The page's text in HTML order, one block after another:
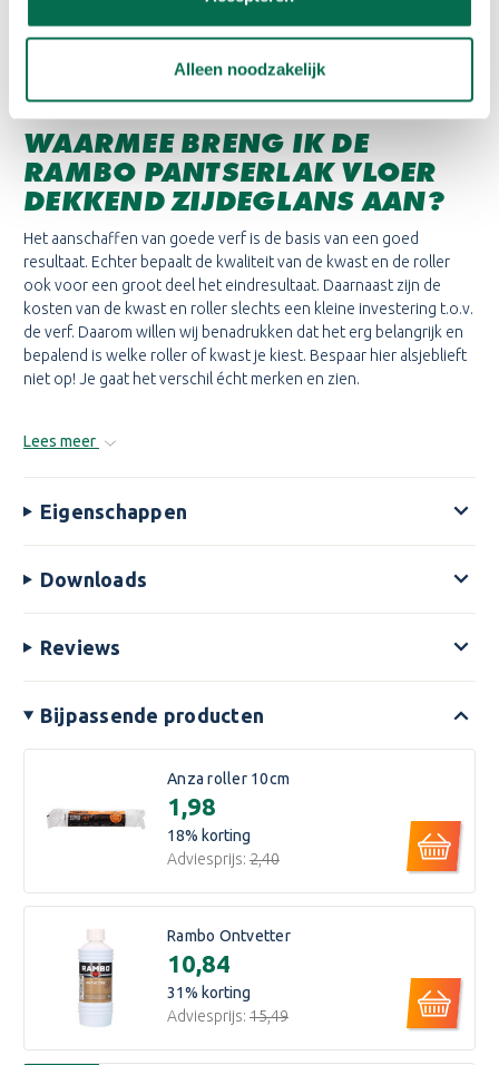
Alleen noodzakelijk
Stap 4: Matteren met Scotch-Brite sponsje en afwerken met
WAARMEE BRENG IK DE
RAMBO PANTSERLAK VLOER
DEKKEND ZIJDEGLANSAAN?
Het aanschaffen van goede verf is de basis van een goed
resultaat. Echter bepaalt de kwaliteit van de kwast en de roller
ook voor een groot deel het eindresultaat. Daarnaast zijn de
kosten van de kwast en roller slechts een kleine investering t.o.v.
de verf. Daarom willen wij benadrukken dat het erg belangrijk en
bepalend is welke roller of kwast je kiest. Bespaar hier alsjeblieft
niet op! Je gaat het verschil écht merken en zien.
Lees meer
Eigenschappen
Downloads
Reviews
Bijpassende producten
Anza roller 10cm
€1,98
18% korting
Adviesprijs: €2,40
Rambo Ontvetter
€10,84
31% korting
Adviesprijs: €15,49